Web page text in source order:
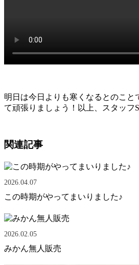
明日は今日よりも寒くなるとのこと
て頑張りましょう！以上、スタッフS
関連記事
2026.04.07
この時期がやってまいりました♪
2026.02.05
みかん無人販売